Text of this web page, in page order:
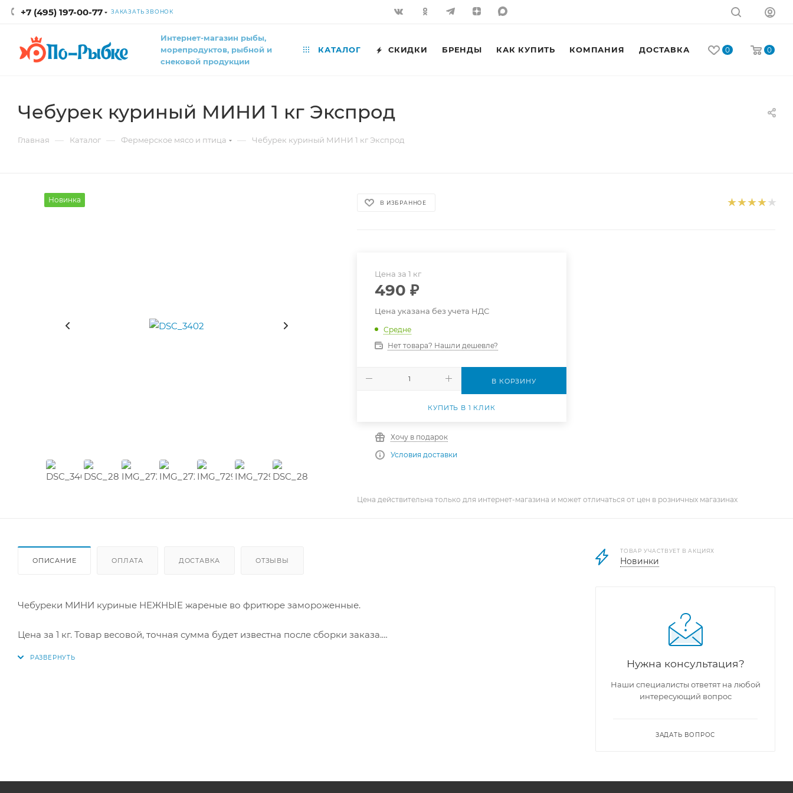
+7 (495) 197-00-77 ЗАКАЗАТЬ ЗВОНОК
0 0
Интернет-магазин рыбы,
морепродуктов, рыбной и
снековой продукции
КАТАЛОГ СКИДКИ БРЕНДЫ КАК КУПИТЬ КОМПАНИЯ ДОСТАВКА КОНТАКТЫ
Чебурек куриный МИНИ 1 кг Экспрод
Главная — Каталог — Фермерское мясо и птица — Чебурек куриный МИНИ 1 кг Экспрод
Новинка В ИЗБРАННОЕ
Цена за 1 кг
490 ₽
Цена указана без учета НДС
Средне
Нет товара? Нашли дешевле?
В КОРЗИНУ
КУПИТЬ В 1 КЛИК
Хочу в подарок
Условия доставки
Цена действительна только для интернет-магазина и может отличаться от цен в розничных магазинах
ОПИСАНИЕ ОПЛАТА ДОСТАВКА ОТЗЫВЫ
Чебуреки МИНИ куриные НЕЖНЫЕ жареные во фритюре замороженные.
Цена за 1 кг. Товар весовой, точная сумма будет известна после сборки заказа.
ТОВАР УЧАСТВУЕТ В АКЦИЯХ
Новинки
Нужна консультация?
Наши специалисты ответят на любой
интересующий вопрос
ЗАДАТЬ ВОПРОС